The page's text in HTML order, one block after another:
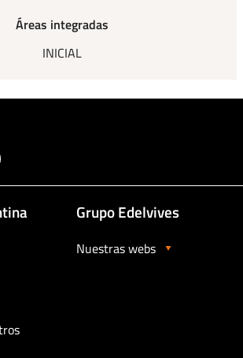
Áreas integradas
INICIAL
Grupo Edelvives
Nuestras webs